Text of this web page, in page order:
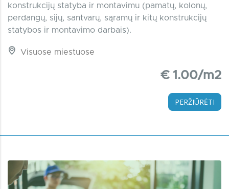
konstrukcijų statyba ir montavimu (pamatų, kolonų,
perdangų, sijų, santvarų, sąramų ir kitų konstrukcijų
statybos ir montavimo darbais).
Visuose miestuose
€ 1.00/m2
PERŽIŪRĖTI